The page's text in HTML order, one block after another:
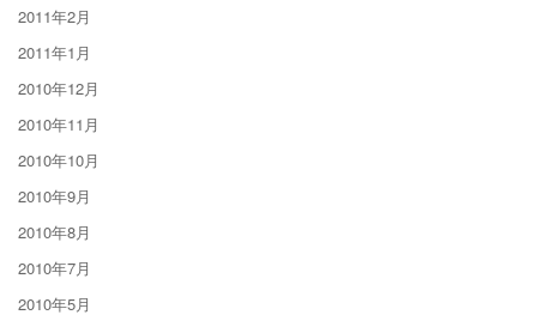
2011年2月
2011年1月
2010年12月
2010年11月
2010年10月
2010年9月
2010年8月
2010年7月
2010年5月